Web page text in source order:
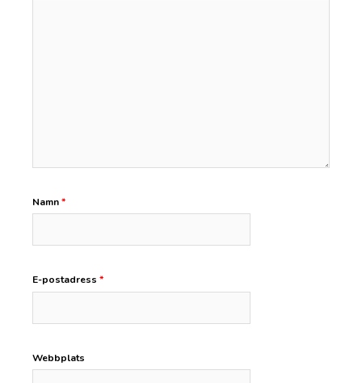
Namn*
E-postadress *
Webbplats